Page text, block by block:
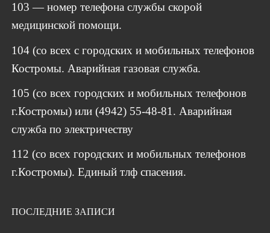
103 — номер телефона службы скорой
медицинской помощи.
104 (со всех с городских и мобильных телефонов
Костромы. Аварийная газовая служба.
105 (со всех городских и мобильных телефонов
г.Костромы) или (4942) 55-48-81. Аварийная
служба по электричеству
112 (со всех городских и мобильных телефонов
г.Костромы). Единый тлф спасения.
ПОСЛЕДНИЕ ЗАПИСИ